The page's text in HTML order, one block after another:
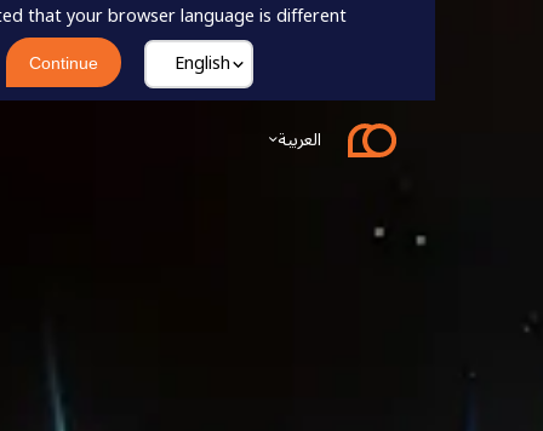
have detected that your browser language is different.
Continue
x
العربية